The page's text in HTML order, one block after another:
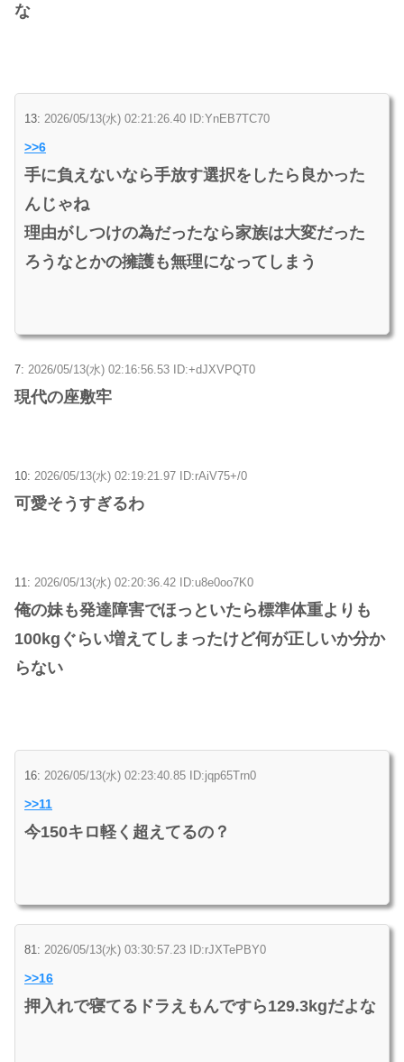
な
13: 2026/05/13(水) 02:21:26.40 ID:YnEB7TC70
>>6
手に負えないなら手放す選択をしたら良かった
んじゃね
理由がしつけの為だったなら家族は大変だった
ろうなとかの擁護も無理になってしまう
7: 2026/05/13(水) 02:16:56.53 ID:+dJXVPQT0
現代の座敷牢
10: 2026/05/13(水) 02:19:21.97 ID:rAiV75+/0
可愛そうすぎるわ
11: 2026/05/13(水) 02:20:36.42 ID:u8e0oo7K0
俺の妹も発達障害でほっといたら標準体重よりも
100kgぐらい増えてしまったけど何が正しいか分か
らない
16: 2026/05/13(水) 02:23:40.85 ID:jqp65Trn0
>>11
今150キロ軽く超えてるの？
81: 2026/05/13(水) 03:30:57.23 ID:rJXTePBY0
>>16
押入れで寝てるドラえもんですら129.3kgだよな